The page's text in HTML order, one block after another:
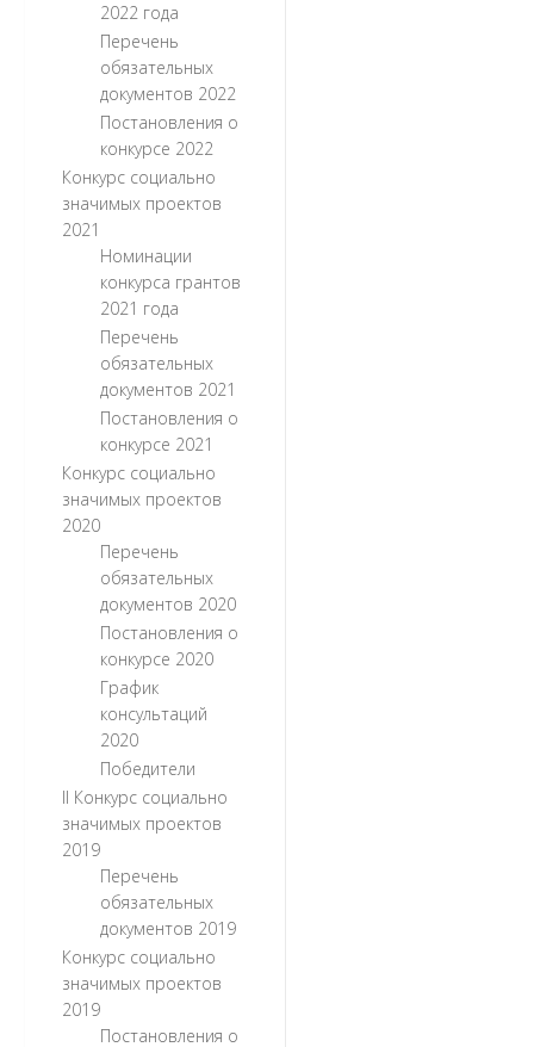
2022 года
Перечень
обязательных
документов 2022
Постановления о
конкурсе 2022
Конкурс социально
значимых проектов
2021
Номинации
конкурса грантов
2021 года
Перечень
обязательных
документов 2021
Постановления о
конкурсе 2021
Конкурс социально
значимых проектов
2020
Перечень
обязательных
документов 2020
Постановления о
конкурсе 2020
График
консультаций
2020
Победители
II Конкурс социально
значимых проектов
2019
Перечень
обязательных
документов 2019
Конкурс социально
значимых проектов
2019
Постановления о